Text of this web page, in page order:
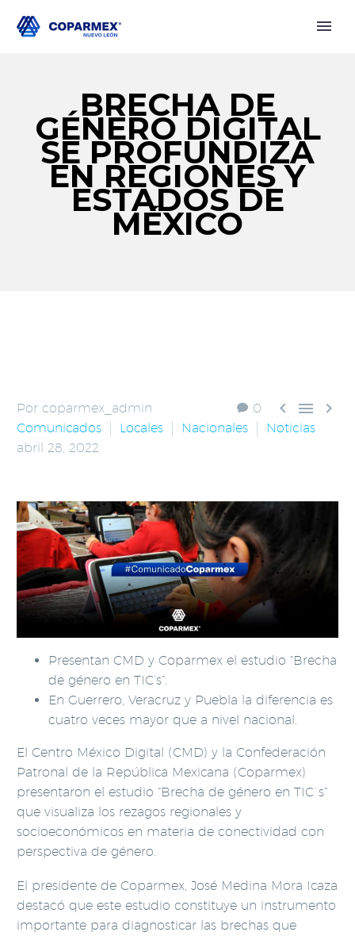
BRECHA DE
GÉNERO DIGITAL
SE PROFUNDIZA
EN REGIONES Y
ESTADOS DE
MÉXICO
0   
Por coparmex_admin
Comunicados
Locales Nacionales
Noticias
abril 28, 2022
Presentan CMD y Coparmex el estudio “Brecha
de género en TIC’s”.
En Guerrero, Veracruz y Puebla la diferencia es
cuatro veces mayor que a nivel nacional.
El Centro México Digital (CMD) y la Confederación
Patronal de la República Mexicana (Coparmex)
presentaron el estudio “Brecha de género en TIC´s”
que visualiza los rezagos regionales y
socioeconómicos en materia de conectividad con
perspectiva de género.
El presidente de Coparmex, José Medina Mora Icaza
destacó que este estudio constituye un instrumento
importante para diagnosticar las brechas que